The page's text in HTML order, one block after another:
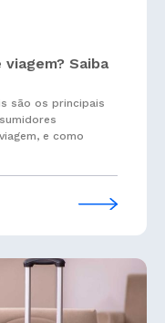
Saiba
são os principais
e como